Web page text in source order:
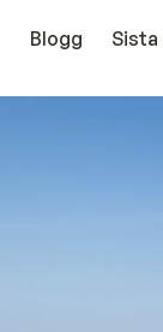
Blogg Sista